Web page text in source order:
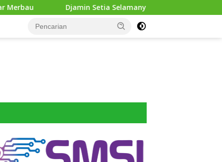
Setia Selamanya” Kenalkan Sosok Jamin Ginting kepada